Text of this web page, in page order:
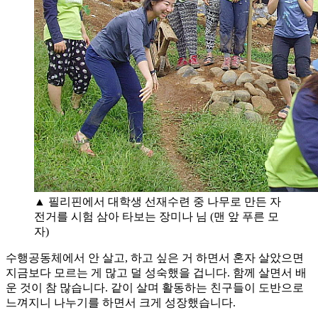
▲ 필리핀에서 대학생 선재수련 중 나무로 만든 자
전거를 시험 삼아 타보는 장미나 님 (맨 앞 푸른 모
자)
수행공동체에서 안 살고, 하고 싶은 거 하면서 혼자 살았으면
지금보다 모르는 게 많고 덜 성숙했을 겁니다. 함께 살면서 배
운 것이 참 많습니다. 같이 살며 활동하는 친구들이 도반으로
느껴지니 나누기를 하면서 크게 성장했습니다.